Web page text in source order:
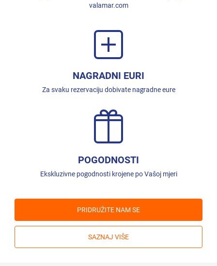
valamar.com
NAGRADNI EURI
Za svaku rezervaciju dobivate nagradne eure
POGODNOSTI
Ekskluzivne pogodnosti krojene po Vašoj mjeri
PRIDRUŽITE NAM SE
SAZNAJ VIŠE